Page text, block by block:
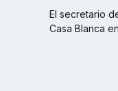
El secretario
Casa Blanca